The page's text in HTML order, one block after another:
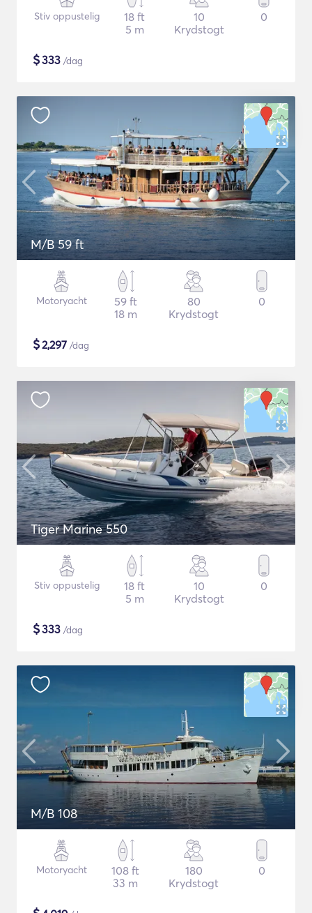
Stiv oppustelig
18 ft
5 m
10
Krydstogt
0
$333 /dag
M/B 59 ft
Motoryacht
59 ft
18 m
80
Krydstogt
0
$2,297 /dag
Tiger Marine 550
Stiv oppustelig
18 ft
5 m
10
Krydstogt
0
$333 /dag
M/B 108
Motoryacht
108 ft
33 m
180
Krydstogt
0